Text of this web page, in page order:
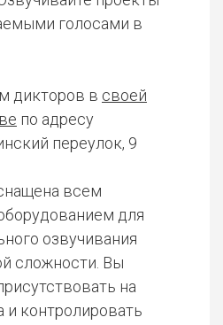
голосами в
дикторов в своей
по адресу
переулок, 9
всем
для
озвучивания
сложности. Вы
на
и контролировать